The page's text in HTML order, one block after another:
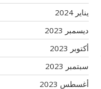
يناير 2024
ديسمبر 2023
أكتوبر 2023
سبتمبر 2023
أغسطس 2023